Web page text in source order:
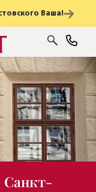
Ваша!
Санкт-